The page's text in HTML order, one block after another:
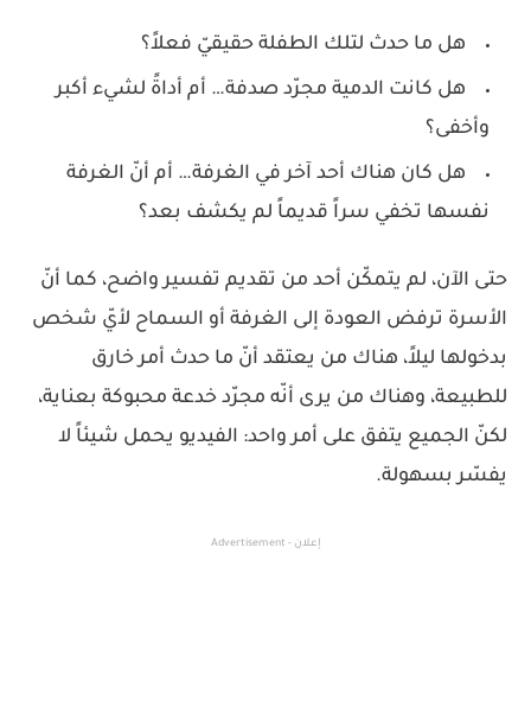
هل ما حدث لتلك الطفلة حقيقيّ فعلاً؟
هل كانت الدمية مجرّد صدفة… أم أداةً لشيء أكبر
وأخفى؟
هل كان هناك أحد آخر في الغرفة… أم أنّ الغرفة
نفسها تخفي سراً قديماً لم يكشف بعد؟
حتى الآن، لم يتمكّن أحد من تقديم تفسير واضح، كما أنّ
الأسرة ترفض العودة إلى الغرفة أو السماح لأيّ شخص
بدخولها ليلاً، هناك من يعتقد أنّ ما حدث أمر خارق
للطبيعة، وهناك من يرى أنّه مجرّد خدعة محبوكة بعناية،
لكنّ الجميع يتفق على أمر واحد: الفيديو يحمل شيئاً لا
يفسّر بسهولة.
إعلان - Advertisement